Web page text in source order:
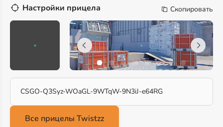
Настройки прицела Скопировать
CSGO-Q3Syz-WOaGL-9WTqW-9N3iJ-e64RG